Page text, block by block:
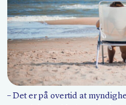
– Det er på overtid at